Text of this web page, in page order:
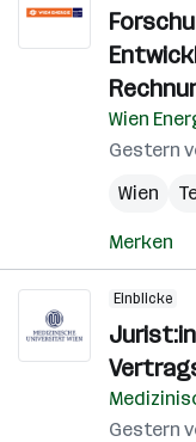
Wien
Gestern
Wien
Merken
Einblicke
Gestern